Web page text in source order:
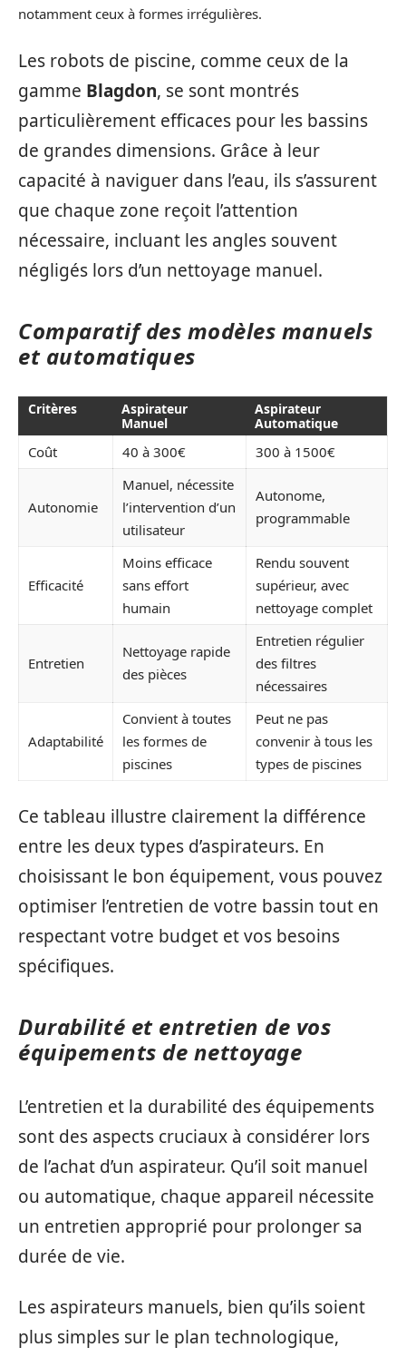
notamment ceux à formes irrégulières.
Les robots de piscine, comme ceux de la
gamme Blagdon, se sont montrés
particulièrement efficaces pour les bassins
de grandes dimensions. Grâce à leur
capacité à naviguer dans l’eau, ils s’assurent
que chaque zone reçoit l’attention
nécessaire, incluant les angles souvent
négligés lors d’un nettoyage manuel.
Comparatif des modèles manuels
et automatiques
Critères
Aspirateur
Manuel
Aspirateur
Automatique
Coût 40 à 300€ 300 à 1500€
Autonomie
Manuel, nécessite
l’intervention d’un
utilisateur
Autonome,
programmable
Efficacité
Moins efficace
sans effort
humain
Rendu souvent
supérieur, avec
nettoyage complet
Entretien
Nettoyage rapide
des pièces
Entretien régulier
des filtres
nécessaires
Adaptabilité
Convient à toutes
les formes de
piscines
Peut ne pas
convenir à tous les
types de piscines
Ce tableau illustre clairement la différence
entre les deux types d’aspirateurs. En
choisissant le bon équipement, vous pouvez
optimiser l’entretien de votre bassin tout en
respectant votre budget et vos besoins
spécifiques.
Durabilité et entretien de vos
équipements de nettoyage
L’entretien et la durabilité des équipements
sont des aspects cruciaux à considérer lors
de l’achat d’un aspirateur. Qu’il soit manuel
ou automatique, chaque appareil nécessite
un entretien approprié pour prolonger sa
durée de vie.
Les aspirateurs manuels, bien qu’ils soient
plus simples sur le plan technologique,